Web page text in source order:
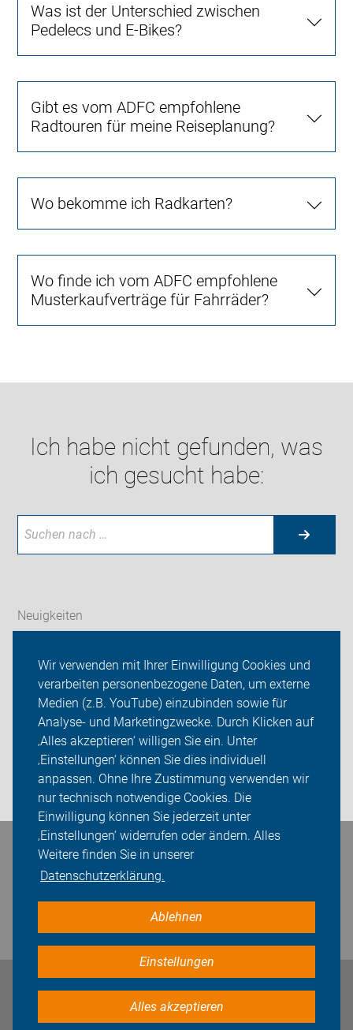
Wir verwenden mit Ihrer Einwilligung Cookies und
verarbeiten personenbezogene Daten, um externe
Medien (z.B. YouTube) einzubinden sowie für
Analyse- und Marketingzwecke. Durch Klicken auf
‚Alles akzeptieren‘ willigen Sie ein. Unter
‚Einstellungen‘ können Sie dies individuell
anpassen. Ohne Ihre Zustimmung verwenden wir
nur technisch notwendige Cookies. Die
Einwilligung können Sie jederzeit unter
‚Einstellungen‘ widerrufen oder ändern. Alles
Weitere finden Sie in unserer
Datenschutzerklärung.
Ablehnen
Einstellungen
Alles akzeptieren
Was ist der Unterschied zwischen
Pedelecs und E-Bikes?
Gibt es vom ADFC empfohlene
Radtouren für meine Reiseplanung?
Wo bekomme ich Radkarten?
Wo finde ich vom ADFC empfohlene
Musterkaufverträge für Fahrräder?
Ich habe nicht gefunden, was
ich gesucht habe:
Neuigkeiten
OB Wahl 2025
Sei dabei
Presse
Login
Bleiben Sie in Kontakt